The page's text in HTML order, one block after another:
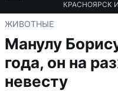
КРАСНОЯРСК
ЖИВОТНЫЕ
Манулу
года, он на
невесту